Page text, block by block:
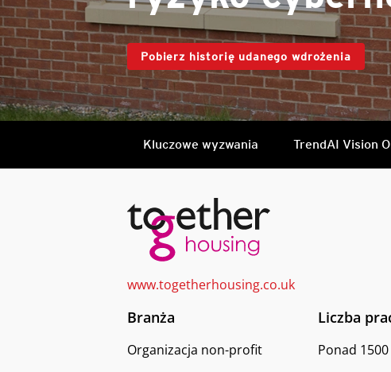
Pobierz historię udanego wdrożenia
Kluczowe wyzwania TrendAI Vision
www.togetherhousing.co.uk
Branża
Organizacja non-profit
Liczba
Ponad 1500